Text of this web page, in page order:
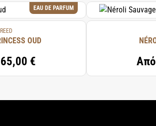
EAU DE PARFUM
OUD
€ Από